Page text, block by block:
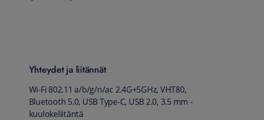
Yhteydet ja liitännät
Wi-Fi 802.11 a/b/g/n/ac 2.4G+5GHz, VHT80,
Bluetooth 5.0, USB Type-C, USB 2.0, 3.5 mm -
kuulokeliitäntä